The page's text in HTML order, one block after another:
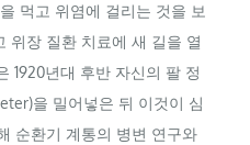
먹고 위염에 걸리는 것을 보
위장 질환 치료에 새 길을 열
1920년대 후반 자신의 팔 정
)을 밀어넣은 뒤 이것이 심
순환기 계통의 병변 연구와